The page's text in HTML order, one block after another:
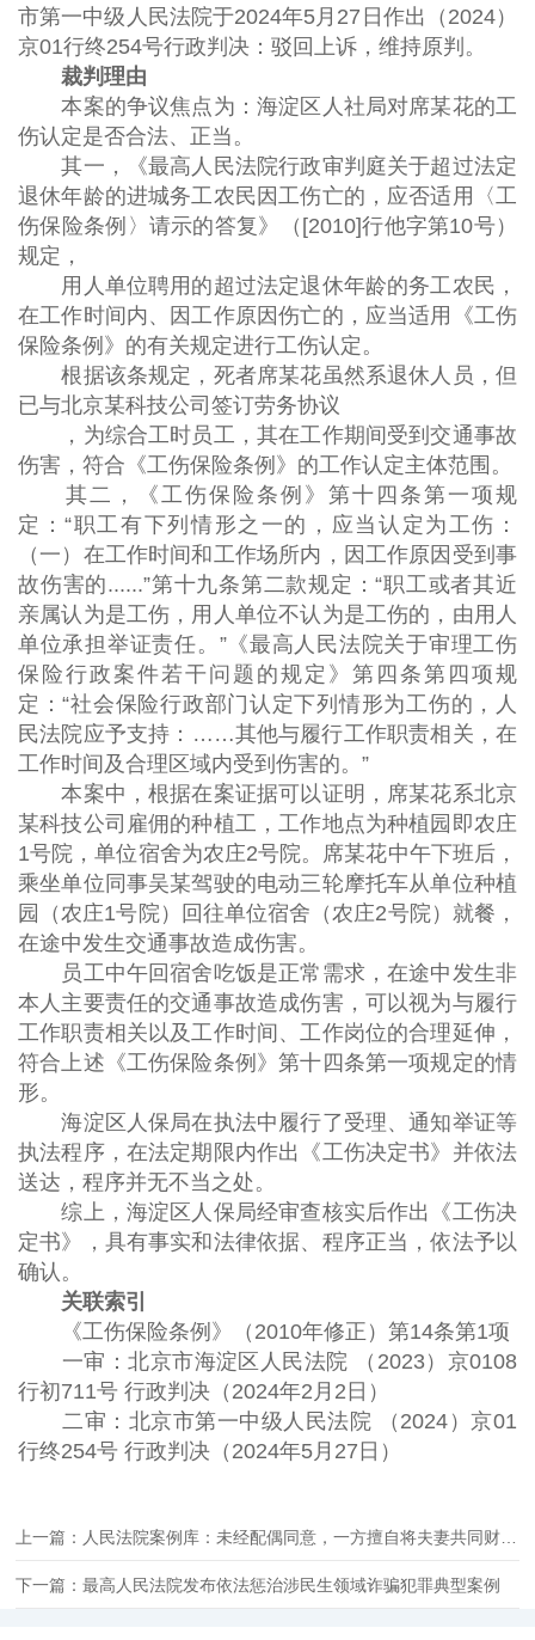
市第一中级人民法院于2024年5月27日作出（2024）
京01行终254号行政判决：驳回上诉，维持原判。
裁判理由
本案的争议焦点为：海淀区人社局对席某花的工
伤认定是否合法、正当。
其一，《最高人民法院行政审判庭关于超过法定
退休年龄的进城务工农民因工伤亡的，应否适用〈工
伤保险条例〉请示的答复》（[2010]行他字第10号）
规定，
用人单位聘用的超过法定退休年龄的务工农民，
在工作时间内、因工作原因伤亡的，应当适用《工伤
保险条例》的有关规定进行工伤认定。
根据该条规定，死者席某花虽然系退休人员，但
已与北京某科技公司签订劳务协议
，为综合工时员工，其在工作期间受到交通事故
伤害，符合《工伤保险条例》的工作认定主体范围。
其二，《工伤保险条例》第十四条第一项规
定：“职工有下列情形之一的，应当认定为工伤：
（一）在工作时间和工作场所内，因工作原因受到事
故伤害的......”第十九条第二款规定：“职工或者其近
亲属认为是工伤，用人单位不认为是工伤的，由用人
单位承担举证责任。”《最高人民法院关于审理工伤
保险行政案件若干问题的规定》第四条第四项规
定：“社会保险行政部门认定下列情形为工伤的，人
民法院应予支持：……其他与履行工作职责相关，在
工作时间及合理区域内受到伤害的。”
本案中，根据在案证据可以证明，席某花系北京
某科技公司雇佣的种植工，工作地点为种植园即农庄
1号院，单位宿舍为农庄2号院。席某花中午下班后，
乘坐单位同事吴某驾驶的电动三轮摩托车从单位种植
园（农庄1号院）回往单位宿舍（农庄2号院）就餐，
在途中发生交通事故造成伤害。
员工中午回宿舍吃饭是正常需求，在途中发生非
本人主要责任的交通事故造成伤害，可以视为与履行
工作职责相关以及工作时间、工作岗位的合理延伸，
符合上述《工伤保险条例》第十四条第一项规定的情
形。
海淀区人保局在执法中履行了受理、通知举证等
执法程序，在法定期限内作出《工伤决定书》并依法
送达，程序并无不当之处。
综上，海淀区人保局经审查核实后作出《工伤决
定书》，具有事实和法律依据、程序正当，依法予以
确认。
关联索引
《工伤保险条例》（2010年修正）第14条第1项
一审：北京市海淀区人民法院 （2023）京0108
行初711号 行政判决（2024年2月2日）
二审：北京市第一中级人民法院 （2024）京01
行终254号 行政判决（2024年5月27日）
上一篇：人民法院案例库：未经配偶同意，一方擅自将夫妻共同财产赠与婚外第三者的，赠与合同全部无效，而非部分无效
下一篇：最高人民法院发布依法惩治涉民生领域诈骗犯罪典型案例